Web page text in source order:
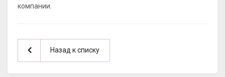
компании.
Назад к списку